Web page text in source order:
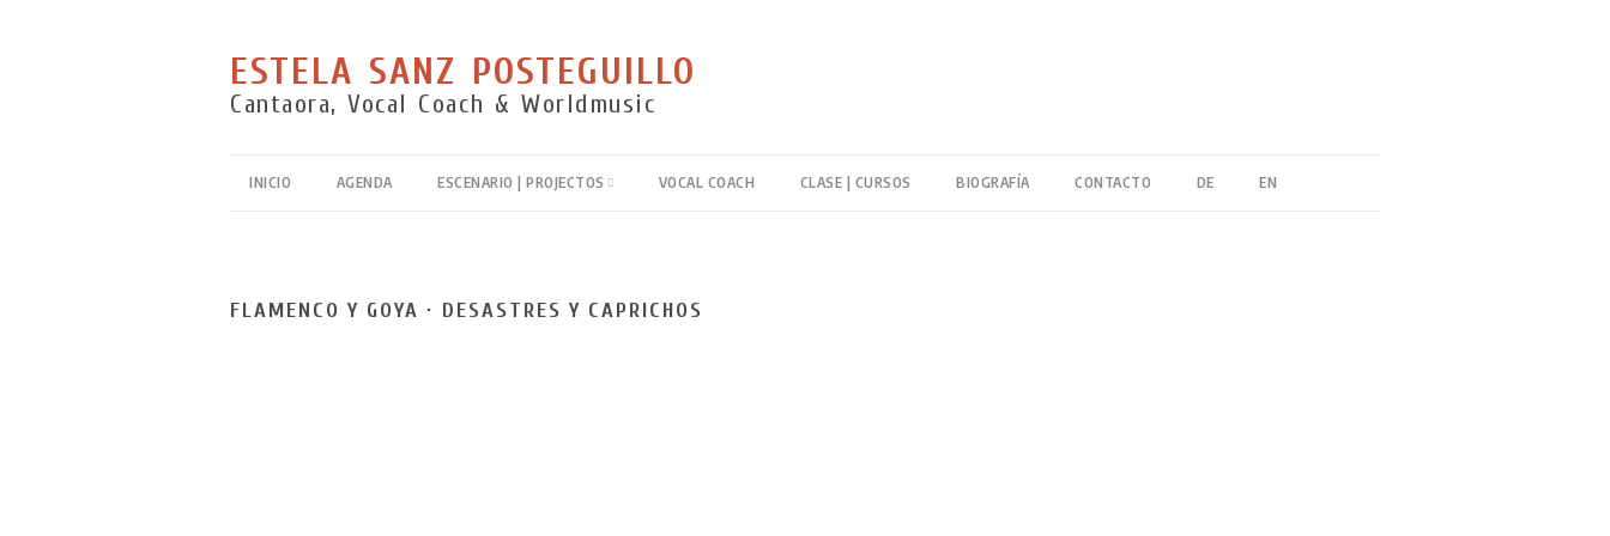
ESTELA SANZ POSTEGUILLO
Cantaora, Vocal Coach & Worldmusic
INICIO AGENDA ESCENARIO | PROJECTOS
FLAMENCO Y OTROS AMORES
VOCAL COACH CLASE | CURSOS BIOGRAFÍA CONTACTO DE EN
FLAMENCO Y GOYA · DESASTRES Y CAPRICHOS